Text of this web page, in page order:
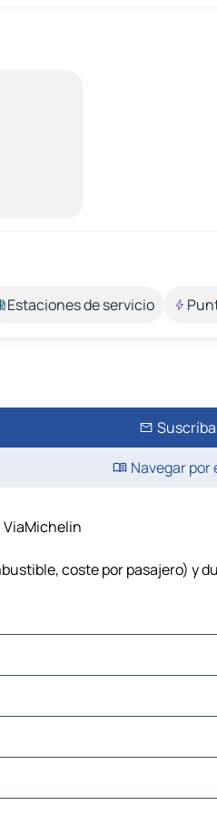
Estaciones de servicio
Navegar por
ViaMichelin
coste por pasajero)